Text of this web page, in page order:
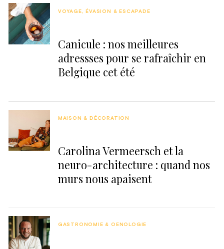
Canicule : nos meilleures
adressses pour se rafraîchir en
Belgique cet été
VOYAGE, ÉVASION & ESCAPADE
Carolina Vermeersch et la
neuro-architecture : quand nos
murs nous apaisent
MAISON & DÉCORATION
GASTRONOMIE & OENOLOGIE